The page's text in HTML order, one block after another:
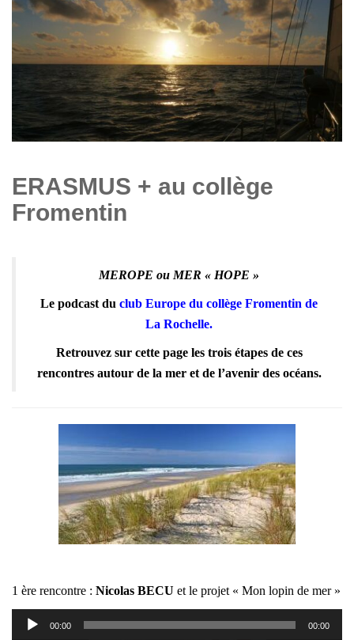
ERASMUS + au collège
Fromentin
MEROPE ou MER « HOPE »
Le podcast du club Europe du collège Fromentin de
La Rochelle.
Retrouvez sur cette page les trois étapes de ces
rencontres autour de la mer et de l’avenir des océans.
1 ère rencontre : Nicolas BECU et le projet « Mon lopin de mer »
Lecteur
audio
00:00 00:00